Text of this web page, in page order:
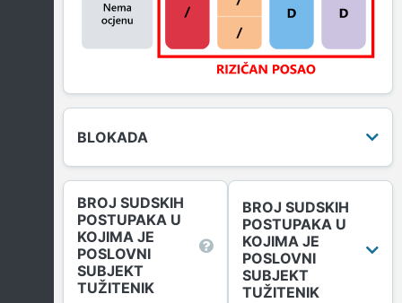
BLOKADA
BROJ SUDSKIH
POSTUPAKA U
KOJIMA JE
POSLOVNI
SUBJEKT
TUŽITENIK
BROJ SUDSKIH
POSTUPAKA U
KOJIMA JE
POSLOVNI
SUBJEKT
TUŽITENIK